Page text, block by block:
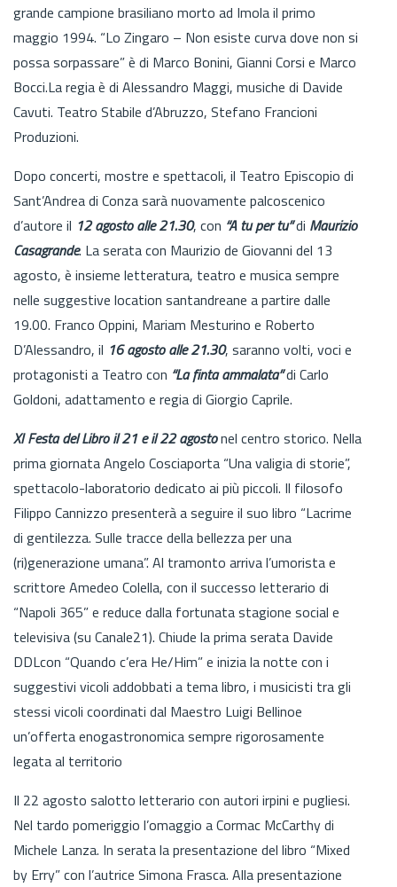
grande campione brasiliano morto ad Imola il primo
maggio 1994. “Lo Zingaro – Non esiste curva dove non si
possa sorpassare” è di Marco Bonini, Gianni Corsi e Marco
Bocci.La regia è di Alessandro Maggi, musiche di Davide
Cavuti. Teatro Stabile d’Abruzzo, Stefano Francioni
Produzioni.
Dopo concerti, mostre e spettacoli, il Teatro Episcopio di
Sant’Andrea di Conza sarà nuovamente palcoscenico
d’autore il 12 agosto alle 21.30, con “A tu per tu”di Maurizio
Casagrande. La serata con Maurizio de Giovanni del 13
agosto, è insieme letteratura, teatro e musica sempre
nelle suggestive location santandreane a partire dalle
19.00. Franco Oppini, Mariam Mesturino e Roberto
D’Alessandro, il 16 agosto alle 21.30, saranno volti, voci e
protagonisti a Teatro con “La finta ammalata”di Carlo
Goldoni, adattamento e regia di Giorgio Caprile.
XI Festa del Libro il 21 e il 22 agostonel centro storico. Nella
prima giornata Angelo Cosciaporta “Una valigia di storie”,
spettacolo-laboratorio dedicato ai più piccoli. Il filosofo
Filippo Cannizzo presenterà a seguire il suo libro “Lacrime
di gentilezza. Sulle tracce della bellezza per una
(ri)generazione umana”. Al tramonto arriva l’umorista e
scrittore Amedeo Colella, con il successo letterario di
“Napoli 365” e reduce dalla fortunata stagione social e
televisiva (su Canale21). Chiude la prima serata Davide
DDLcon “Quando c’era He/Him” e inizia la notte con i
suggestivi vicoli addobbati a tema libro, i musicisti tra gli
stessi vicoli coordinati dal Maestro Luigi Bellinoe
un’offerta enogastronomica sempre rigorosamente
legata al territorio
Il 22 agosto salotto letterario con autori irpini e pugliesi.
Nel tardo pomeriggio l’omaggio a Cormac McCarthy di
Michele Lanza. In serata la presentazione del libro “Mixed
by Erry” con l’autrice Simona Frasca. Alla presentazione